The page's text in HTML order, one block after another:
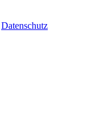
Datenschutz